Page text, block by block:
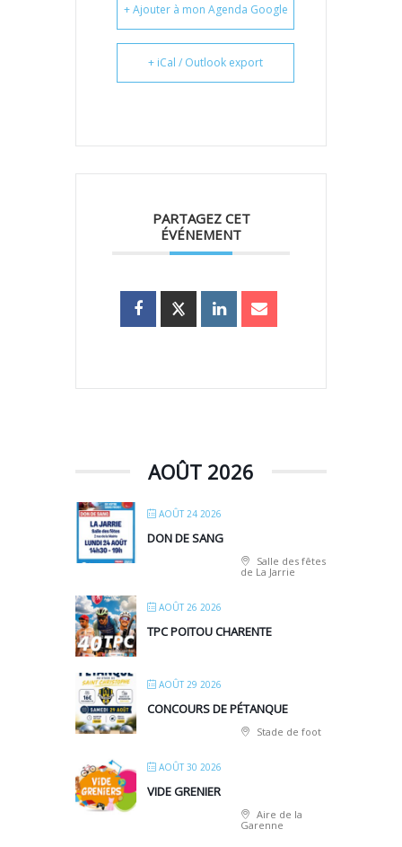
+ Ajouter à mon Agenda Google
+ iCal / Outlook export
PARTAGEZ CET
ÉVÉNEMENT
AOÛT 2026
AOÛT 24 2026
DON DE SANG
Salle des fêtes
de La Jarrie
AOÛT 26 2026
TPC POITOU CHARENTE
AOÛT 29 2026
CONCOURS DE PÉTANQUE
Stade de foot
AOÛT 30 2026
VIDE GRENIER
Aire de la
Garenne